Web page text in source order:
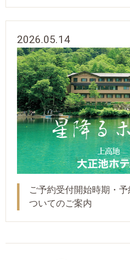
2026.05.14
ご予約受付開始時期・
ついてのご案内